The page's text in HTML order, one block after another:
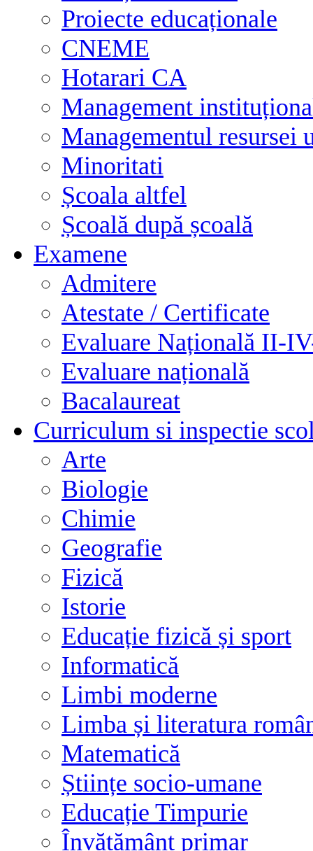
Proiecte educaționale
CNEME
Hotarari CA
Management
Managementul resursei
Minoritati
Școala altfel
Școală după școală
Examene
Admitere
Atestate / Certificate
Evaluare Națională II-
Evaluare națională
Bacalaureat
Curriculum si inspectie
Arte
Biologie
Chimie
Geografie
Fizică
Istorie
Educație fizică și sport
Informatică
Limbi moderne
Limba și literatura
Matematică
Științe socio-umane
Educație Timpurie
Învățământ primar